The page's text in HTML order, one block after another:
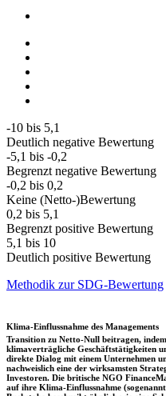
-10 bis 5,1
Deutlich negative Bewertung
-5,1 bis -0,2
Begrenzt negative Bewertung
-0,2 bis 0,2
Keine (Netto-)Bewertung
0,2 bis 5,1
Begrenzt positive Bewertung
5,1 bis 10
Deutlich positive Bewertung
Methodik zur SDG-Bewertung
Klima-Einflussnahme des Managements
Transition zu Netto-Null beitragen,
klimaverträgliche Geschäftstätigkeiten
direkte Dialog mit einem Unternehmen
nachweislich eine der wirksamsten
Investoren. Die britische NGO
auf ihre Klima-Einflussnahme